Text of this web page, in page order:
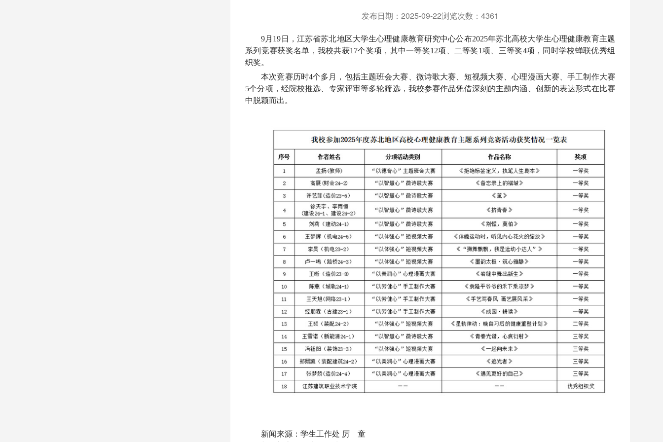
发布日期：2025-09-22浏览次数： 4361
9月19日，江苏省苏北地区大学生心理健康教育研究中心公布2025年苏北高校大学生心理健康教育主题
系列竞赛获奖名单，我校共获17个奖项，其中一等奖12项、二等奖1项、三等奖4项，同时学校蝉联优秀组
织奖。
本次竞赛历时4个多月，包括主题班会大赛、微诗歌大赛、短视频大赛、心理漫画大赛、手工制作大赛
5个分项，经院校推选、专家评审等多轮筛选，我校参赛作品凭借深刻的主题内涵、创新的表达形式在比赛
中脱颖而出。
新闻来源：学生工作处 厉 童